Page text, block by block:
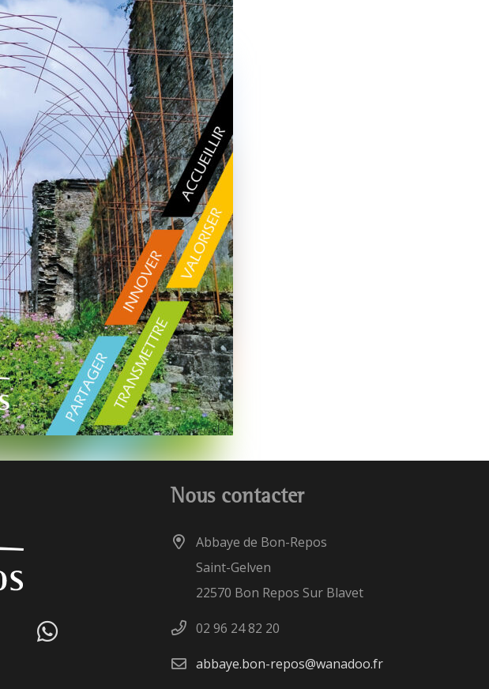
Nous contacter
Abbaye de Bon-Repos
Saint-Gelven
22570 Bon Repos Sur Blavet
02 96 24 82 20
abbaye.bon-repos@wanadoo.fr